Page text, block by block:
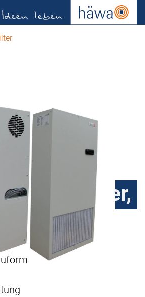
mit Filter,